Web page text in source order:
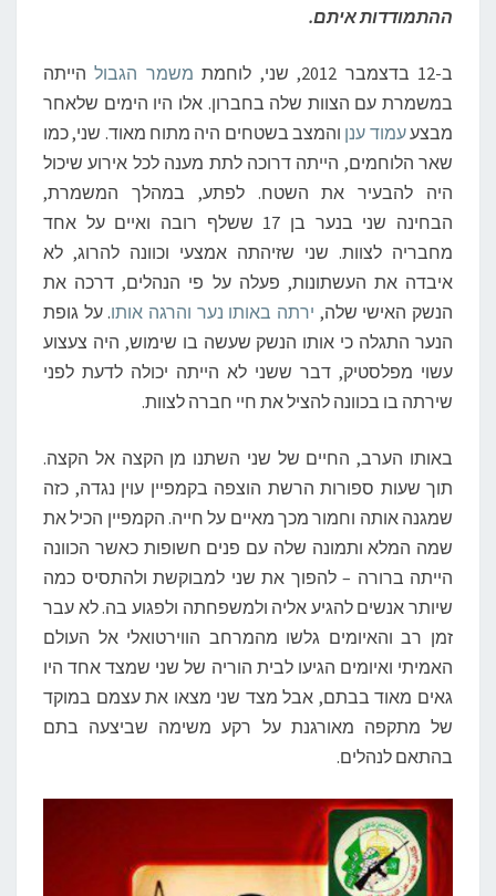
ש
ו
פ
ם
ל
ע
ו
ל
ההתמודדות איתם.
ב-12 בדצמבר 2012, שני, לוחמת משמר הגבולהייתה
במשמרת עם הצוות שלה בחברון. אלו היו הימים שלאחר
מבצעעמוד ענןוהמצב בשטחים היה מתוח מאוד. שני, כמו
שאר הלוחמים, הייתה דרוכה לתת מענה לכל אירוע שיכול
היה להבעיר את השטח. לפתע, במהלך המשמרת,
הבחינה שני בנער בן 17 ששלף רובה ואיים על אחד
מחבריה לצוות. שני שזיהתה אמצעי וכוונה להרוג, לא
איבדה את העשתונות, פעלה על פי הנהלים, דרכה את
הנשק האישי שלה, ירתה באותו נער והרגה אותו. על גופת
הנער התגלה כי אותו הנשק שעשה בו שימוש, היה צעצוע
עשוי מפלסטיק, דבר ששני לא הייתה יכולה לדעת לפני
שירתה בו בכוונה להציל את חיי חברה לצוות.
באותו הערב, החיים של שני השתנו מן הקצה אל הקצה.
תוך שעות ספורות הרשת הוצפה בקמפיין עוין נגדה, כזה
שמגנה אותה וחמור מכך מאיים על חייה. הקמפיין הכיל את
שמה המלא ותמונה שלה עם פנים חשופות כאשר הכוונה
הייתה ברורה – להפוך את שני למבוקשת ולהתסיס כמה
שיותר אנשים להגיע אליה ולמשפחתה ולפגוע בה. לא עבר
זמן רב והאיומים גלשו מהמרחב הווירטואלי אל העולם
האמיתי ואיומים הגיעו לבית הוריה של שני שמצד אחד היו
גאים מאוד בבתם, אבל מצד שני מצאו את עצמם במוקד
של מתקפה מאורגנת על רקע משימה שביצעה בתם
בהתאם לנהלים.